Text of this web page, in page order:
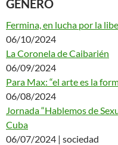
GÉNERO
Fermina, en lucha por la
06/10/2024
La Coronela de Caibarién
06/09/2024
Para Max: “el arte es la
06/08/2024
Jornada “Hablemos de
Cuba
06/07/2024 | sociedad